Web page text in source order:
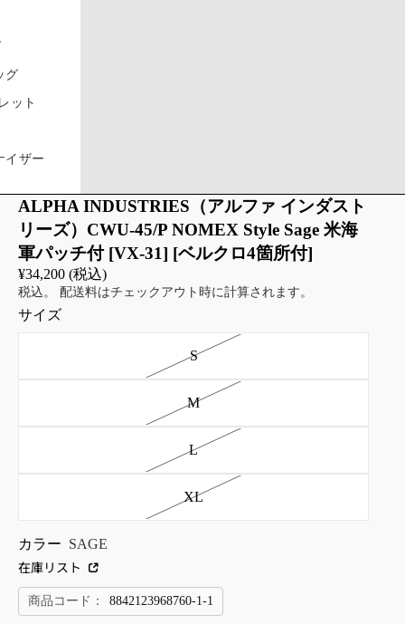
グ
ット
イザー
ALPHA INDUSTRIES（アルファ インダスト
リーズ）CWU-45/P NOMEX Style Sage 米海
軍パッチ付 [VX-31] [ベルクロ4箇所付]
¥34,200 (税込)
税込。 配送料はチェックアウト時に計算されます。
サイズ
S
M
L
XL
カラー SAGE
在庫リスト
商品コード： 8842123968760-1-1